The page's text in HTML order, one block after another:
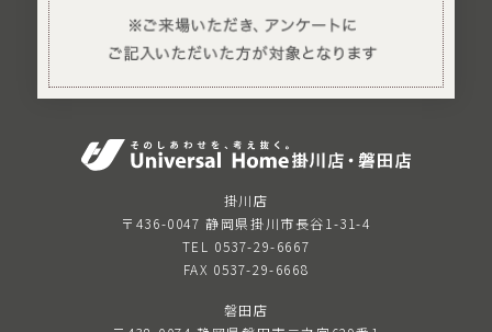
掛川店
〒436-0047 静岡県掛川市長谷1-31-4
TEL 0537-29-6667
FAX 0537-29-6668
磐田店